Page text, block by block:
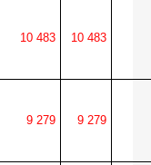
10 483 10 483
9 279 9 279